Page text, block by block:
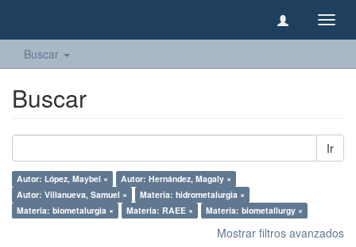
Buscar
Buscar
Ir
Autor: López, Maybel ×
Autor: Hernández, Magaly ×
Autor: Villanueva, Samuel ×
Materia: hidrometalurgia ×
Materia: biometalurgia ×
Materia: RAEE × Materia: biometallurgy ×
Mostrar filtros avanzados